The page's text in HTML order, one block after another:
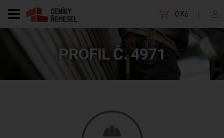
0 Kč
PROFIL Č. 4971